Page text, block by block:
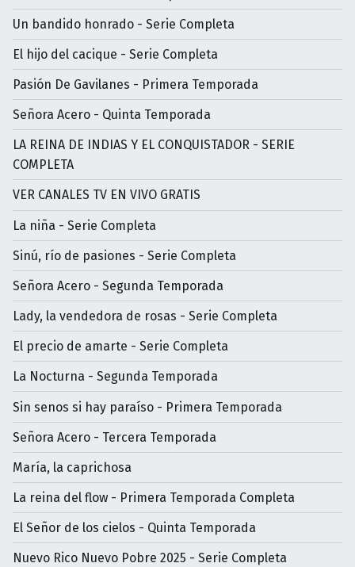
Un bandido honrado - Serie Completa
El hijo del cacique - Serie Completa
Pasión De Gavilanes - Primera Temporada
Señora Acero - Quinta Temporada
LA REINA DE INDIAS Y EL CONQUISTADOR - SERIE
COMPLETA
VER CANALES TV EN VIVO GRATIS
La niña - Serie Completa
Sinú, río de pasiones - Serie Completa
Señora Acero - Segunda Temporada
Lady, la vendedora de rosas - Serie Completa
El precio de amarte - Serie Completa
La Nocturna - Segunda Temporada
Sin senos si hay paraíso - Primera Temporada
Señora Acero - Tercera Temporada
María, la caprichosa
La reina del flow - Primera Temporada Completa
El Señor de los cielos - Quinta Temporada
Nuevo Rico Nuevo Pobre 2025 - Serie Completa